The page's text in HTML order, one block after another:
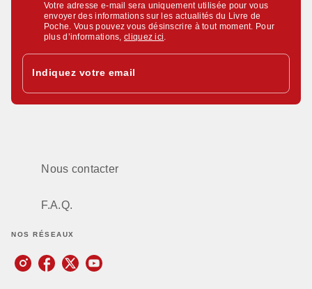
Votre adresse e-mail sera uniquement utilisée pour vous
envoyer des informations sur les actualités du Livre de
Poche. Vous pouvez vous désinscrire à tout moment. Pour
plus d’informations,cliquez ici
Indiquez votre email
Nous contacter
F.A.Q.
NOS RÉSEAUX